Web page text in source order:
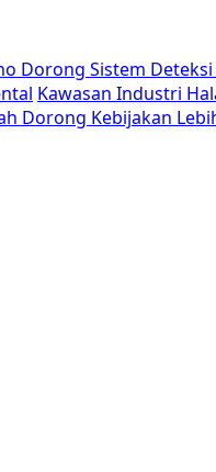
Dorong Sistem
Kawasan Industri
Dorong Kebijakan